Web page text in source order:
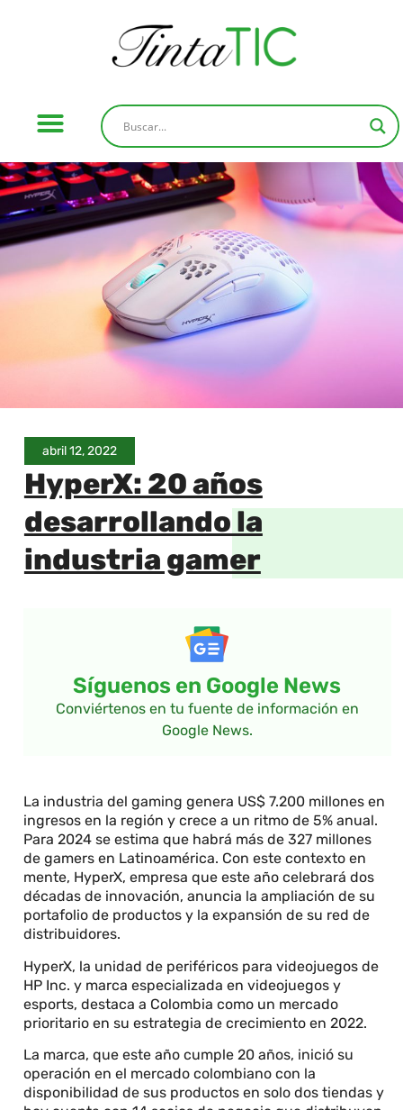
abril 12, 2022
HyperX: 20 años
desarrollando la
industria gamer
Síguenos en Google News
Conviértenos en tu fuente de información en
Google News.
La industria del gaming genera US$ 7.200 millones en
ingresos en la región y crece a un ritmo de 5% anual.
Para 2024 se estima que habrá más de 327 millones
de gamers en Latinoamérica. Con este contexto en
mente, HyperX, empresa que este año celebrará dos
décadas de innovación, anuncia la ampliación de su
portafolio de productos y la expansión de su red de
distribuidores.
HyperX, la unidad de periféricos para videojuegos de
HP Inc. y marca especializada en videojuegos y
esports, destaca a Colombia como un mercado
prioritario en su estrategia de crecimiento en 2022.
La marca, que este año cumple 20 años, inició su
operación en el mercado colombiano con la
disponibilidad de sus productos en solo dos tiendas y